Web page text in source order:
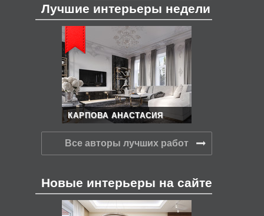
Лучшие интерьеры недели
КАРПОВА АНАСТАСИЯ
Все авторы лучших работ
Новые интерьеры на сайте